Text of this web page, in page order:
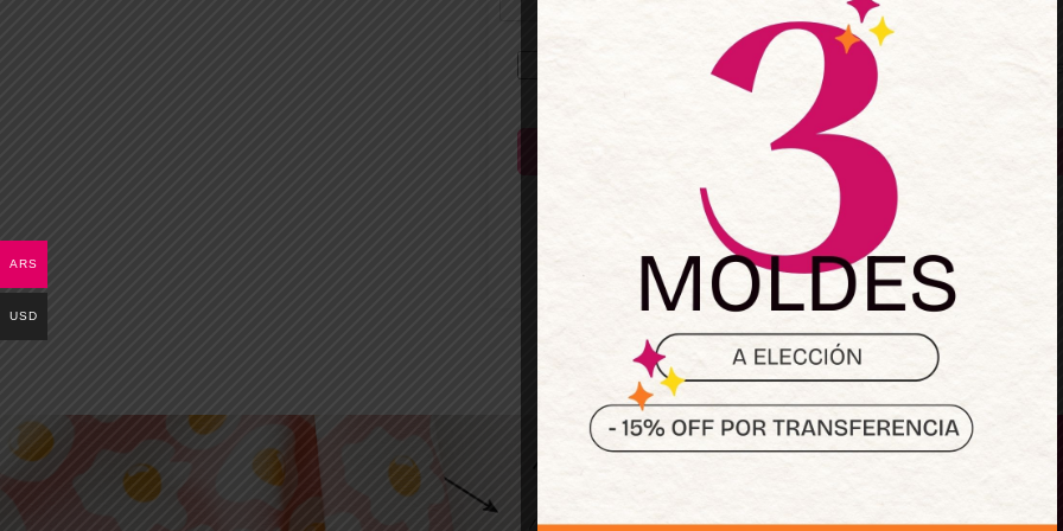
Mantenerme conectado ¿Olvidaste la
Acceder
¿No tienes una cuenta? Regístrate ahora
ARS
USD